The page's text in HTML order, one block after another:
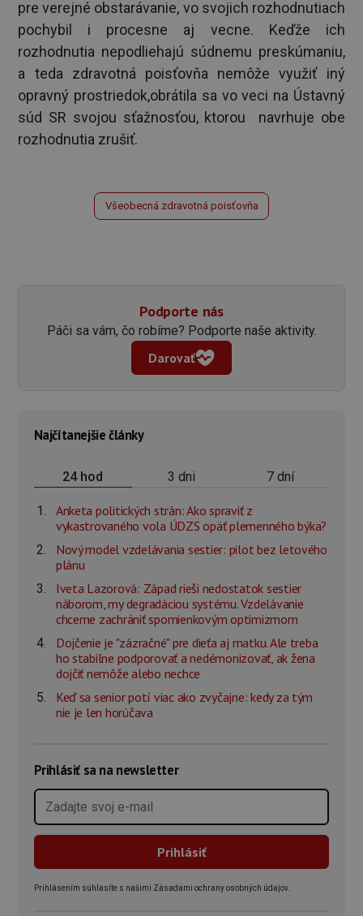
pre verejné obstarávanie, vo svojich rozhodnutiach
pochybil i procesne aj vecne. Keďže ich
rozhodnutia nepodliehajú súdnemu preskúmaniu,
a teda zdravotná poisťovňa nemôže využiť iný
opravný prostriedok,obrátila sa vo veci na Ústavný
súd SR svojou sťažnosťou, ktorou navrhuje obe
rozhodnutia zrušiť.
Všeobecná zdravotná poisťovňa
Podporte nás
Páči sa vám, čo robíme? Podporte naše aktivity.
Darovať
Najčítanejšie články
24 hod 3 dni 7 dní
Anketa politických strán: Ako spraviť z
vykastrovaného vola ÚDZS opäť plemenného býka?
Nový model vzdelávania sestier: pilot bez letového
plánu
Iveta Lazorová: Západ rieši nedostatok sestier
náborom, my degradáciou systému. Vzdelávanie
chceme zachrániť spomienkovým optimizmom
Dojčenie je "zázračné" pre dieťa aj matku. Ale treba
ho stabilne podporovať a nedémonizovať, ak žena
dojčiť nemôže alebo nechce
Keď sa senior potí viac ako zvyčajne: kedy za tým
nie je len horúčava
Prihlásiť sa na newsletter
Prihlásením súhlasíte s našimi Zásadami ochrany osobných údajov.